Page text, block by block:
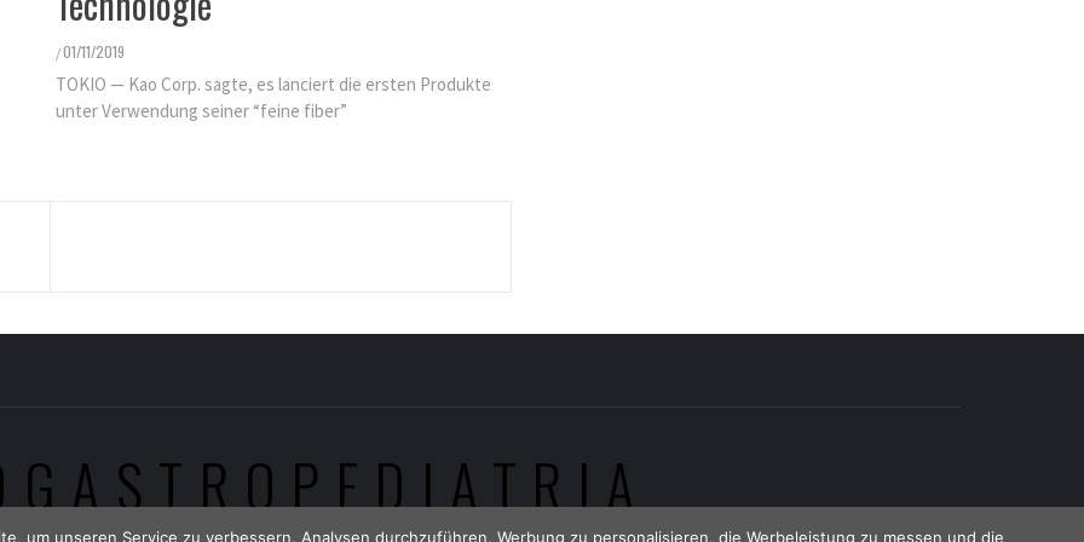
/01/11/2019
TOKIO — Kao Corp. sagte, es lanciert die ersten Produkte
unter Verwendung seiner “feine fiber”
um unseren Service zu verbessern, Analysen durchzuführen, Werbung zu personalisieren, die Werbeleistung zu messen und die